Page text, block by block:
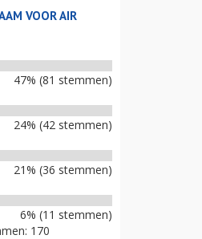
VOOR AIR
47% (81 stemmen)
24% (42 stemmen)
21% (36 stemmen)
6% (11 stemmen)
170